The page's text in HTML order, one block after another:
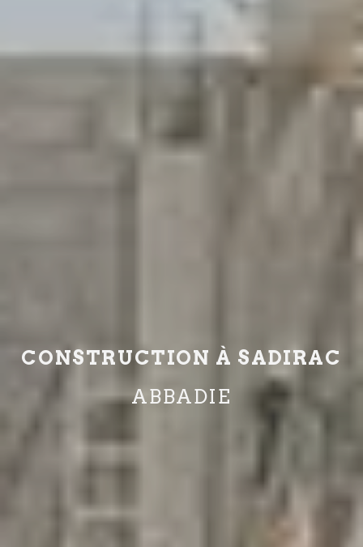
CONSTRUCTION À SADIRAC
ABBADIE